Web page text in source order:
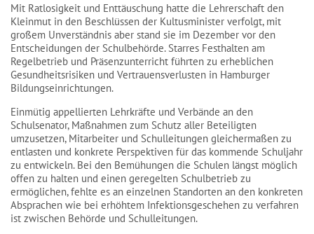
Mit Ratlosigkeit und Enttäuschung hatte die Lehrerschaft den
Kleinmut in den Beschlüssen der Kultusminister verfolgt, mit
großem Unverständnis aber stand sie im Dezember vor den
Entscheidungen der Schulbehörde. Starres Festhalten am
Regelbetrieb und Präsenzunterricht führten zu erheblichen
Gesundheitsrisiken und Vertrauensverlusten in Hamburger
Bildungseinrichtungen.
Einmütig appellierten Lehrkräfte und Verbände an den
Schulsenator, Maßnahmen zum Schutz aller Beteiligten
umzusetzen, Mitarbeiter und Schulleitungen gleichermaßen zu
entlasten und konkrete Perspektiven für das kommende Schuljahr
zu entwickeln. Bei den Bemühungen die Schulen längst möglich
offen zu halten und einen geregelten Schulbetrieb zu
ermöglichen, fehlte es an einzelnen Standorten an den konkreten
Absprachen wie bei erhöhtem Infektionsgeschehen zu verfahren
ist zwischen Behörde und Schulleitungen.